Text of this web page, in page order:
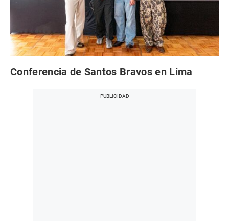
Conferencia de Santos Bravos en Lima